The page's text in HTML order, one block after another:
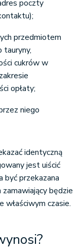
tauryny,
cukrów w
opłaty;
jest uiścić
być przekazana
będzie
właściwym czasie.